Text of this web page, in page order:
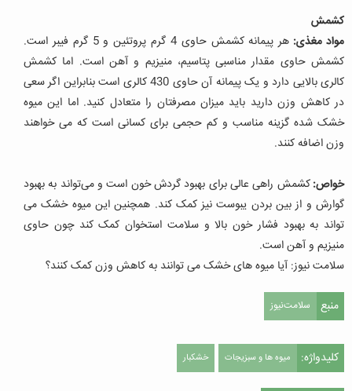
کشمش
مواد مغذی:
هر پیمانه کشمش حاوی 4 گرم پروتئین و 5 گرم فیبر است.
کشمش حاوی مقدار مناسبی پتاسیم، منیزیم و آهن است. اما کشمش
کالری بالایی دارد و یک پیمانه آن حاوی 430 کالری است بنابراین اگر سعی
در کاهش وزن دارید باید میزان مصرفتان را متعادل کنید. اما این میوه
خشک شده گزینه مناسب و کم حجمی برای کسانی است که می خواهند
وزن اضافه کنند.
خواص:کشمش راهی عالی برای بهبود گردش خون است و می‌تواند به بهبود
گوارش و از بین بردن یبوست نیز کمک کند. همچنین این میوه خشک می
تواند به بهبود فشار خون بالا و سلامت استخوان کمک کند چون حاوی
منیزیم و آهن است.
سلامت نیوز: آیا میوه های خشک می توانند به کاهش وزن کمک کنند؟
منبع سلامت‌نیوز
کلیدواژه: میوه ها و سبزیجات خشکبار